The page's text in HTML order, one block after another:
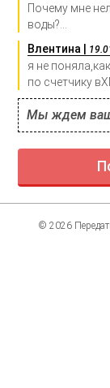
Почему мне
воды?...
Влентина |
я не
по счетчику
Мы ждем
© 2026